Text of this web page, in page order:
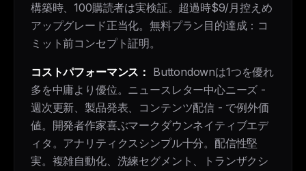
構築時、100購読者は実検証。超過時$9/月控えめ
アップグレード正当化。無料プラン目的達成：コ
ミット前コンセプト証明。
コストパフォーマンス： Buttondownは1つを優れ
多を中庸より優位。ニュースレター中心ニーズ -
週次更新、製品発表、コンテンツ配信 - で例外価
値。開発者作家喜ぶマークダウンネイティブエデ
ィタ。アナリティクスシンプル十分。配信性堅
実。複雑自動化、洗練セグメント、トランザクシ